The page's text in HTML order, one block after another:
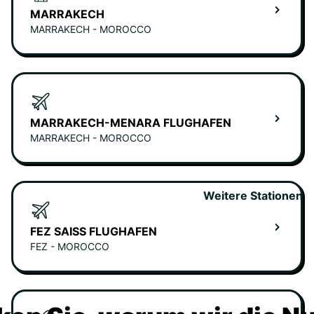
MARRAKECH
MARRAKECH - MOROCCO
MARRAKECH-MENARA FLUGHAFEN
MARRAKECH - MOROCCO
FEZ SAISS FLUGHAFEN
FEZ - MOROCCO
Weitere Stationen